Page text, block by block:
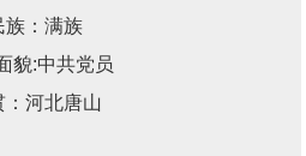
族：满族
貌:中共党员
：河北唐山